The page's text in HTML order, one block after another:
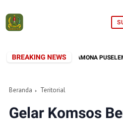
BREAKING NEWS
KORAMIL 02/PAMONA PUSELEMBA
Beranda Teritorial
Gelar Komsos